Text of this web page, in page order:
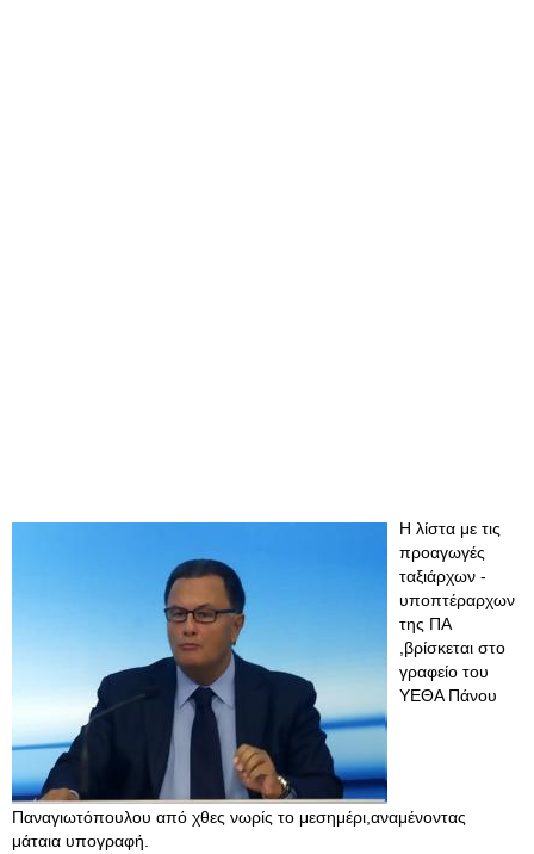
Η λίστα με τις
προαγωγές
ταξιάρχων -
υποπτέραρχων
της ΠΑ
,βρίσκεται στο
γραφείο του
ΥΕΘΑ Πάνου
Παναγιωτόπουλου από χθες νωρίς το μεσημέρι,αναμένοντας
μάταια υπογραφή.